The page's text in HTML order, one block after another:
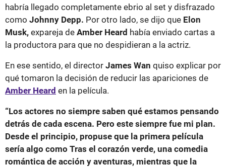
habría llegado completamente ebrio al set y disfrazado
como Johnny Depp. Por otro lado, se dijo que Elon
Musk, expareja de Amber Heard había enviado cartas a
la productora para que no despidieran a la actriz.
En ese sentido, el director James Wan quiso explicar por
qué tomaron la decisión de reducir las apariciones de
Amber Heard en la película.
“Los actores no siempre saben qué estamos pensando
detrás de cada escena. Pero este siempre fue mi plan.
Desde el principio, propuse que la primera película
sería algo como Tras el corazón verde, una comedia
romántica de acción y aventuras, mientras que la